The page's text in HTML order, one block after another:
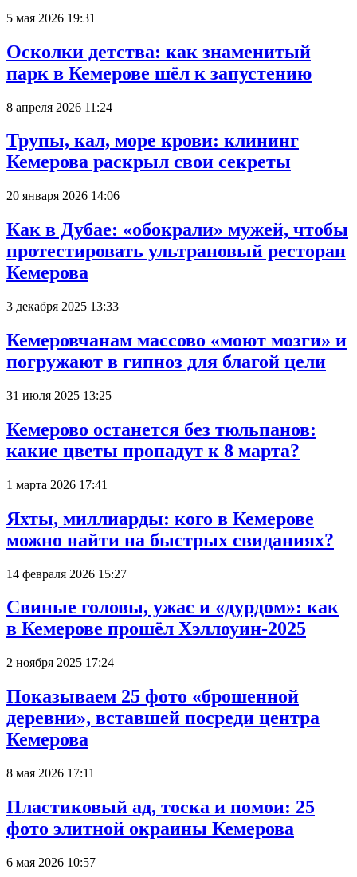
5 мая 2026 19:31
Осколки детства: как знаменитый
парк в Кемерове шёл к запустению
8 апреля 2026 11:24
Трупы, кал, море крови: клининг
Кемерова раскрыл свои секреты
20 января 2026 14:06
Как в Дубае: «обокрали» мужей, чтобы
протестировать ультрановый ресторан
Кемерова
3 декабря 2025 13:33
Кемеровчанам массово «моют мозги» и
погружают в гипноз для благой цели
31 июля 2025 13:25
Кемерово останется без тюльпанов:
какие цветы пропадут к 8 марта?
1 марта 2026 17:41
Яхты, миллиарды: кого в Кемерове
можно найти на быстрых свиданиях?
14 февраля 2026 15:27
Свиные головы, ужас и «дурдом»: как
в Кемерове прошёл Хэллоуин-2025
2 ноября 2025 17:24
Показываем 25 фото «брошенной
деревни», вставшей посреди центра
Кемерова
8 мая 2026 17:11
Пластиковый ад, тоска и помои: 25
фото элитной окраины Кемерова
6 мая 2026 10:57